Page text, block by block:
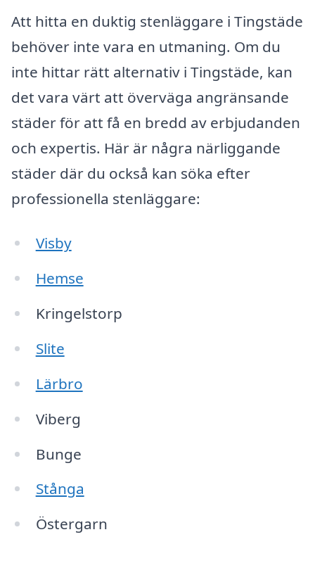
Att hitta en duktig stenläggare i Tingstäde
behöver inte vara en utmaning. Om du
inte hittar rätt alternativ i Tingstäde, kan
det vara värt att överväga angränsande
städer för att få en bredd av erbjudanden
och expertis. Här är några närliggande
städer där du också kan söka efter
professionella stenläggare:
Visby
Hemse
Kringelstorp
Slite
Lärbro
Viberg
Bunge
Stånga
Östergarn